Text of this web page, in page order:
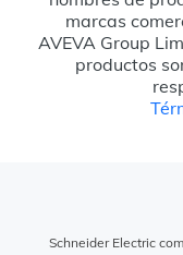
marcas
AVEVA Group
productos
Schneider Electric